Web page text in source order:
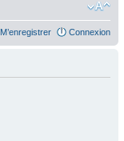
M’enregistrer Connexion